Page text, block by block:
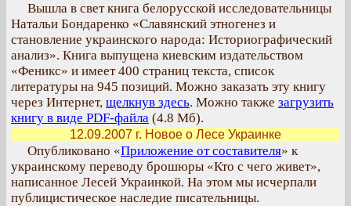
Вышла в свет книга белорусской исследовательницы
Натальи Бондаренко «Славянский этногенез и
становление украинского народа: Историографический
анализ». Книга выпущена киевским издательством
«Феникс» и имеет 400 страниц текста, список
литературы на 945 позиций. Можно заказать эту книгу
через Интернет, щелкнув здесь. Можно также загрузить
книгу в виде PDF-файла (4.8 Мб).
12.09.2007 г. Новое о Лесе Украинке
Опубликовано «Приложение от составителя» к
украинскому переводу брошюры «Кто с чего живет»,
написанное Лесей Украинкой. На этом мы исчерпали
публицистическое наследие писательницы.